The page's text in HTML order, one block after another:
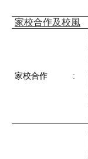
家校合作及校風
家校合作 :